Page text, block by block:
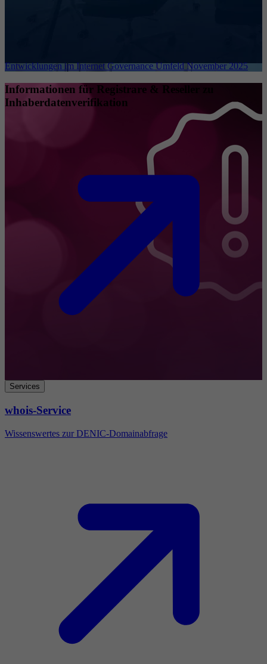
Entwicklungen im Internet Governance Umfeld November 2025
Informationen für Registrare & Reseller zu
Inhaberdatenverifikation
Services
whois-Service
Wissenswertes zur DENIC-Domainabfrage